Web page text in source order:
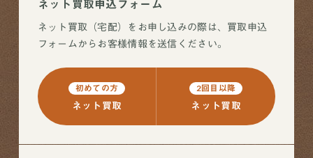
ネット買取申込フォーム
ネット買取（宅配）をお申し込みの際は、買取申込
フォームからお客様情報を送信ください。
初めての方
ネット買取
2回目以降
ネット買取